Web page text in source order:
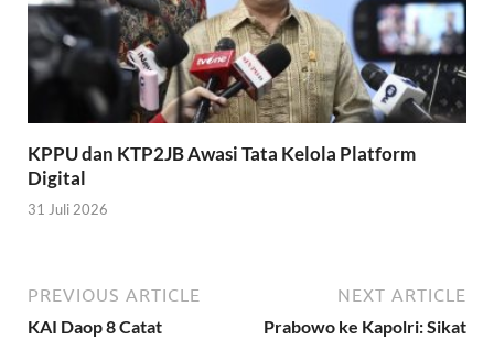
KPPU dan KTP2JB Awasi Tata Kelola Platform
Digital
31 Juli 2026
PREVIOUS ARTICLE
KAI Daop 8 Catat
NEXT ARTICLE
Prabowo ke Kapolri: Sikat